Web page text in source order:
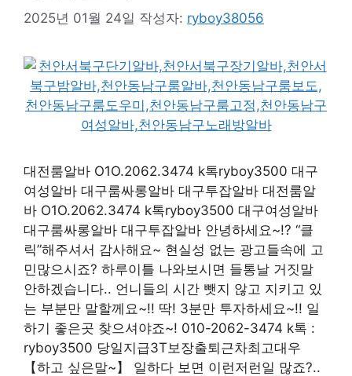
2025년 01월 24일 작성자: ryboy38056
대전룸알바 O1O.2062.3474 k톡ryboy3500 대구
여성알바 대구룸싸롱알바 대구투잡알바 대전룸알
바 O1O.2062.3474 k톡ryboy3500 대구여성알바
대구룸싸롱알바 대구투잡알바 안녕하세요~!? “클
릭”해주셔서 감사해요~ 현실성 없는 광고들속에 고
민많으시죠? 하루이틀 나와보시면 들통날 거짓말
안하겠습니다.. 언니들의 시간 뺏지 않고 지키고 있
는 부분만 말할께요~!! 딱! 3분만 투자하세요~!! 일
하기 좋은곳 찾으셔야죠~! 010-2062-3474 k톡 :
ryboy3500 당일지급3T보장출퇴근차최고대우
【하고 싶은말~】 일하다 보면 이런저런일 많죠?..